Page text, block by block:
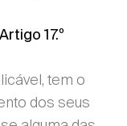
17.º
tem o
dos seus